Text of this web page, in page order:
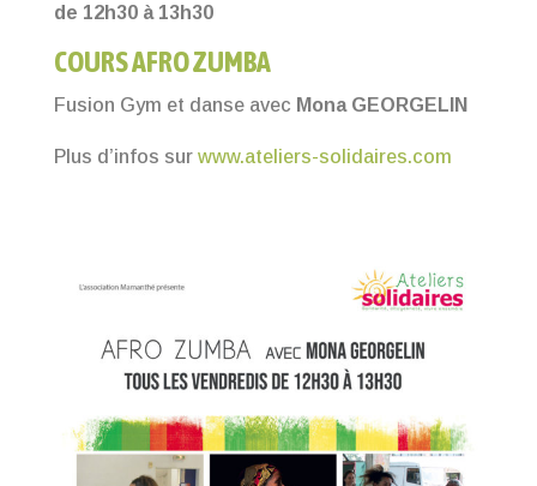
de 12h30 à 13h30
COURS AFRO ZUMBA
Fusion Gym et danse avec Mona GEORGELIN
Plus d’infos sur www.ateliers-solidaires.com